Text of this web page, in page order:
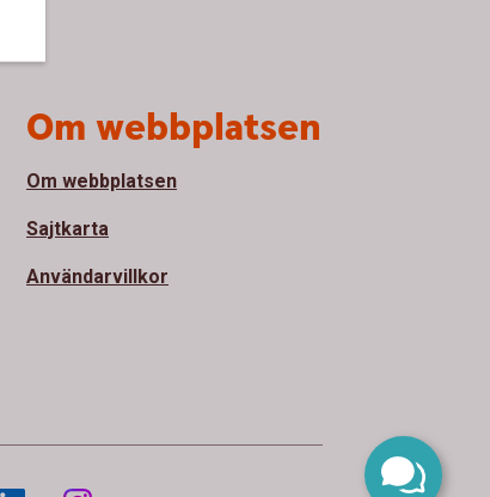
Om webbplatsen
Om webbplatsen
Sajtkarta
Användarvillkor